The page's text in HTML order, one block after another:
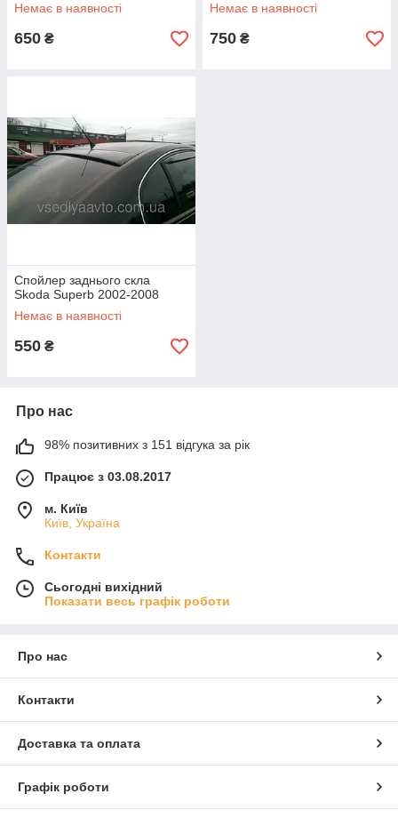
Немає в наявності
650 ₴
Немає в наявності
750 ₴
Спойлер заднього скла
Skoda Superb 2002-2008
Немає в наявності
550 ₴
Про нас
98% позитивних з 151 відгука за рік
Працює з 03.08.2017
м. Київ
Київ, Україна
Контакти
Сьогодні вихідний
Показати весь графік роботи
Про нас
Контакти
Доставка та оплата
Графік роботи